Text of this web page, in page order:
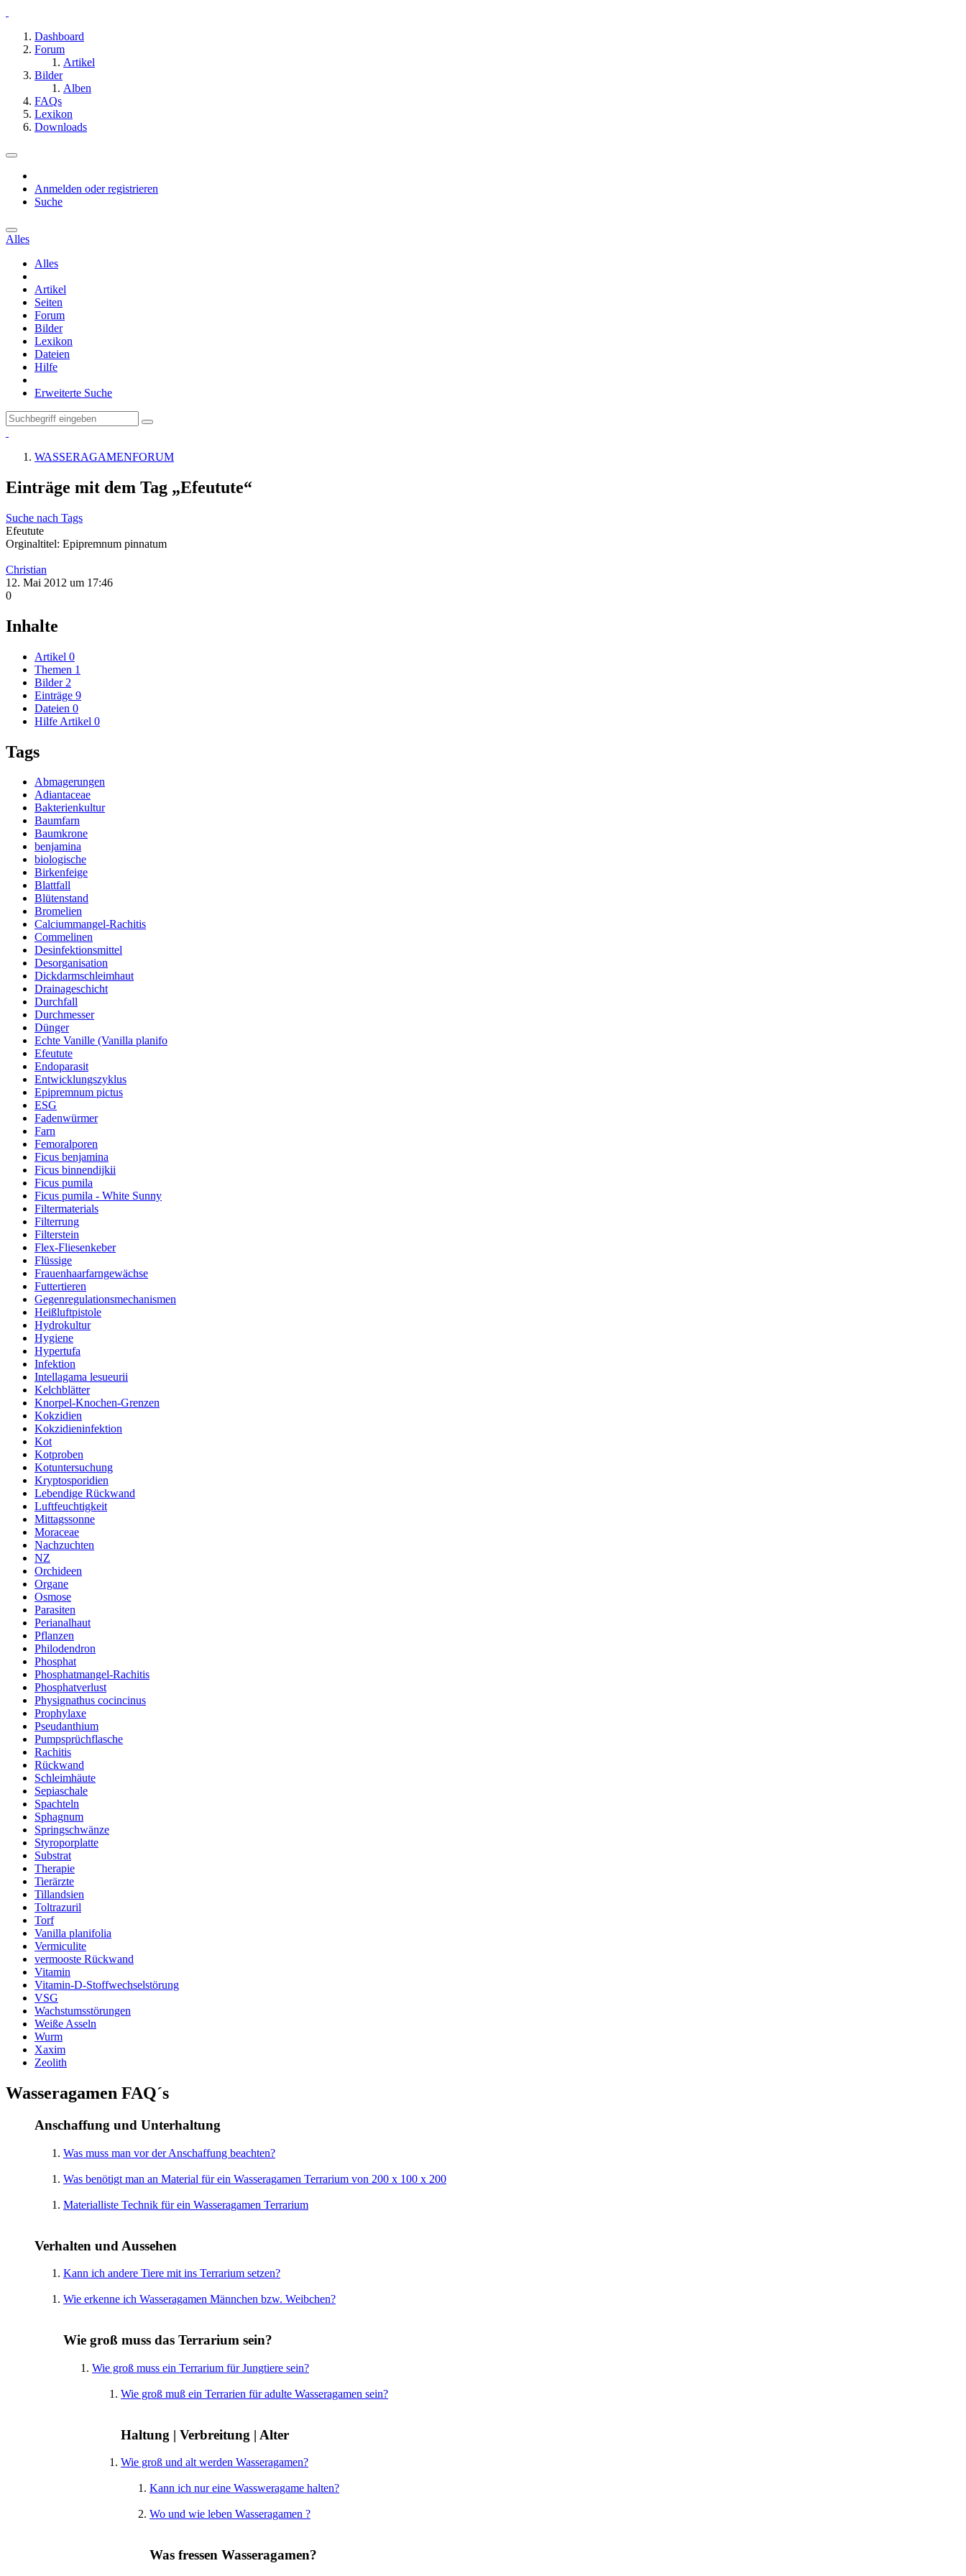
Dashboard
Forum
Artikel
Bilder
Alben
FAQs
Lexikon
Downloads
Anmelden oder registrieren
Suche
Alles
Alles
Artikel
Seiten
Forum
Bilder
Lexikon
Dateien
Hilfe
Erweiterte Suche
WASSERAGAMENFORUM
Einträge mit dem Tag „Efeutute“
Suche nach Tags
Efeutute
Orginaltitel: Epipremnum pinnatum
Christian
12. Mai 2012 um 17:46
0
Inhalte
Artikel 0
Themen 1
Bilder 2
Einträge 9
Dateien 0
Hilfe Artikel 0
Tags
Abmagerungen
Adiantaceae
Bakterienkultur
Baumfarn
Baumkrone
benjamina
biologische
Birkenfeige
Blattfall
Blütenstand
Bromelien
Calciummangel-Rachitis
Commelinen
Desinfektionsmittel
Desorganisation
Dickdarmschleimhaut
Drainageschicht
Durchfall
Durchmesser
Dünger
Echte Vanille (Vanilla planifo
Efeutute
Endoparasit
Entwicklungszyklus
Epipremnum pictus
ESG
Fadenwürmer
Farn
Femoralporen
Ficus benjamina
Ficus binnendijkii
Ficus pumila
Ficus pumila - White Sunny
Filtermaterials
Filterrung
Filterstein
Flex-Fliesenkeber
Flüssige
Frauenhaarfarngewächse
Futtertieren
Gegenregulationsmechanismen
Heißluftpistole
Hydrokultur
Hygiene
Hypertufa
Infektion
Intellagama lesueurii
Kelchblätter
Knorpel-Knochen-Grenzen
Kokzidien
Kokzidieninfektion
Kot
Kotproben
Kotuntersuchung
Kryptosporidien
Lebendige Rückwand
Luftfeuchtigkeit
Mittagssonne
Moraceae
Nachzuchten
NZ
Orchideen
Organe
Osmose
Parasiten
Perianalhaut
Pflanzen
Philodendron
Phosphat
Phosphatmangel-Rachitis
Phosphatverlust
Physignathus cocincinus
Prophylaxe
Pseudanthium
Pumpsprüchflasche
Rachitis
Rückwand
Schleimhäute
Sepiaschale
Spachteln
Sphagnum
Springschwänze
Styroporplatte
Substrat
Therapie
Tierärzte
Tillandsien
Toltrazuril
Torf
Vanilla planifolia
Vermiculite
vermooste Rückwand
Vitamin
Vitamin-D-Stoffwechselstörung
VSG
Wachstumsstörungen
Weiße Asseln
Wurm
Xaxim
Zeolith
Wasseragamen FAQ´s
Anschaffung und Unterhaltung
Was muss man vor der Anschaffung beachten?
Was benötigt man an Material für ein Wasseragamen Terrarium von 200 x 100 x 200
Materialliste Technik für ein Wasseragamen Terrarium
Verhalten und Aussehen
Kann ich andere Tiere mit ins Terrarium setzen?
Wie erkenne ich Wasseragamen Männchen bzw. Weibchen?
Wie groß muss das Terrarium sein?
Wie groß muss ein Terrarium für Jungtiere sein?
Wie groß muß ein Terrarien für adulte Wasseragamen sein?
Haltung | Verbreitung | Alter
Wie groß und alt werden Wasseragamen?
Kann ich nur eine Wassweragame halten?
Wo und wie leben Wasseragamen ?
Was fressen Wasseragamen?